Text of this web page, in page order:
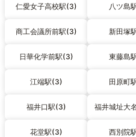
仁愛女子高校駅(3) 八ツ島
商工会議所前駅(3) 新田塚
日華化学前駅(3) 東藤島
江端駅(3) 田原町
福井口駅(3) 福井城址大
花堂駅(3) 西別院